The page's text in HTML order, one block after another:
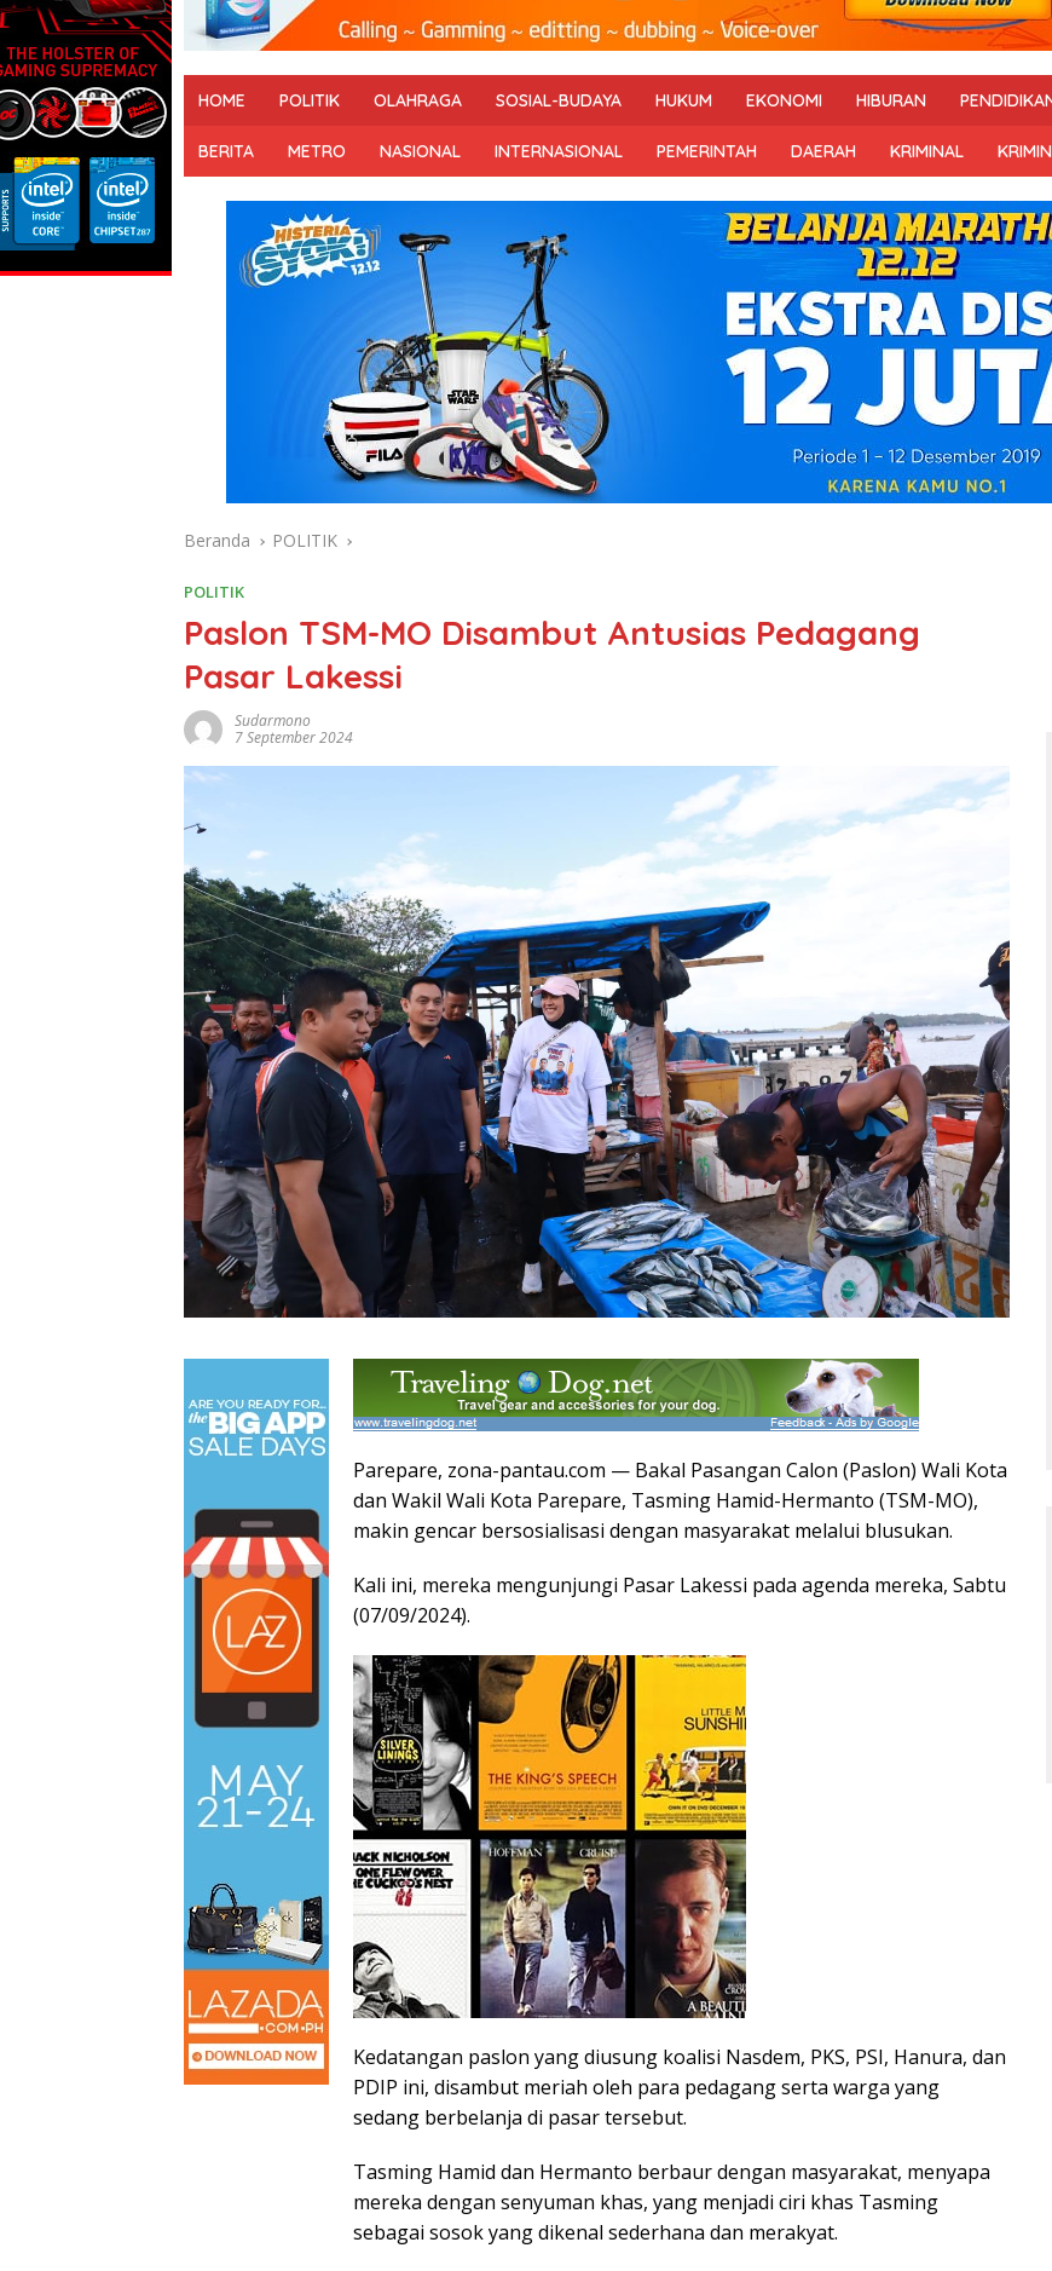
HOME POLITIK OLAHRAGA SOSIAL-BUDAYA HUKUM EKONOMI HIBURAN
BERITA METRO NASIONAL INTERNASIONAL PEMERINTAH DAERAH KRIMINAL
Beranda POLITIK
POLITIK
Paslon TSM-MO Disambut Antusias Pedagang
Pasar Lakessi
Sudarmono
7 September 2024
Parepare, zona-pantau.com — Bakal Pasangan Calon (Paslon) Wali Kota
dan Wakil Wali Kota Parepare, Tasming Hamid-Hermanto (TSM-MO),
makin gencar bersosialisasi dengan masyarakat melalui blusukan.
Kali ini, mereka mengunjungi Pasar Lakessi pada agenda mereka, Sabtu
(07/09/2024).
Kedatangan paslon yang diusung koalisi Nasdem, PKS, PSI, Hanura, dan
PDIP ini, disambut meriah oleh para pedagang serta warga yang
sedang berbelanja di pasar tersebut.
Tasming Hamid dan Hermanto berbaur dengan masyarakat, menyapa
mereka dengan senyuman khas, yang menjadi ciri khas Tasming
sebagai sosok yang dikenal sederhana dan merakyat.